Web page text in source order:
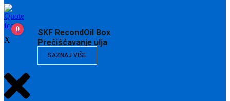
SKF RecondOil Box
Prečišćavanje ulja
SAZNAJ VIŠE
0
X